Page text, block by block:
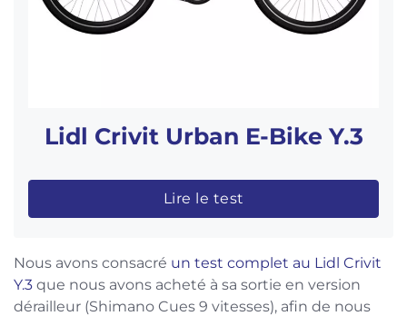
Lidl Crivit Urban E-Bike Y.3
Lire le test
Nous avons consacré un test complet au Lidl Crivit
Y.3 que nous avons acheté à sa sortie en version
dérailleur (Shimano Cues 9 vitesses), afin de nous